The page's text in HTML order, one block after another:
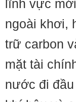
lĩnh vực
ngoài khơi,
trữ carbon
mặt tài
nước đi